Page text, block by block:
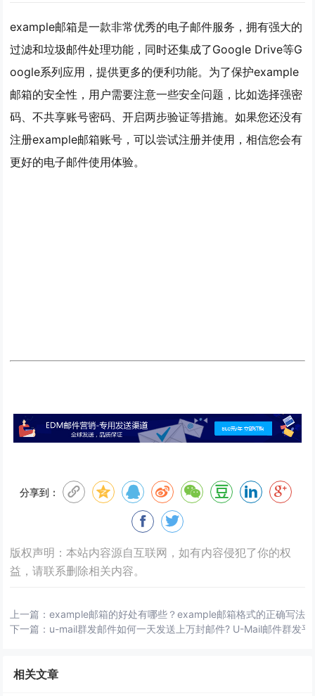
example邮箱是一款非常优秀的电子邮件服务，拥有强大的
过滤和垃圾邮件处理功能，同时还集成了Google Drive等G
oogle系列应用，提供更多的便利功能。为了保护example
邮箱的安全性，用户需要注意一些安全问题，比如选择强密
码、不共享账号密码、开启两步验证等措施。如果您还没有
注册example邮箱账号，可以尝试注册并使用，相信您会有
更好的电子邮件使用体验。
分享到：
版权声明：本站内容源自互联网，如有内容侵犯了你的权
益，请联系删除相关内容。
上一篇：example邮箱的好处有哪些？example邮箱格式的正确写法？
下一篇： u-mail群发邮件如何一天发送上万封邮件? U-Mail邮件群发平
相关文章